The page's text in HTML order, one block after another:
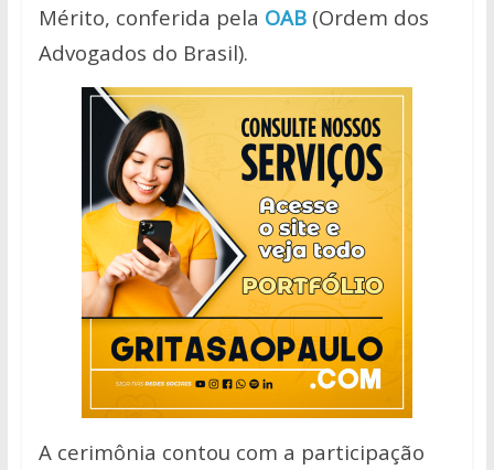
Mérito, conferida pela OAB(Ordem dos
Advogados do Brasil).
A cerimônia contou com a participação